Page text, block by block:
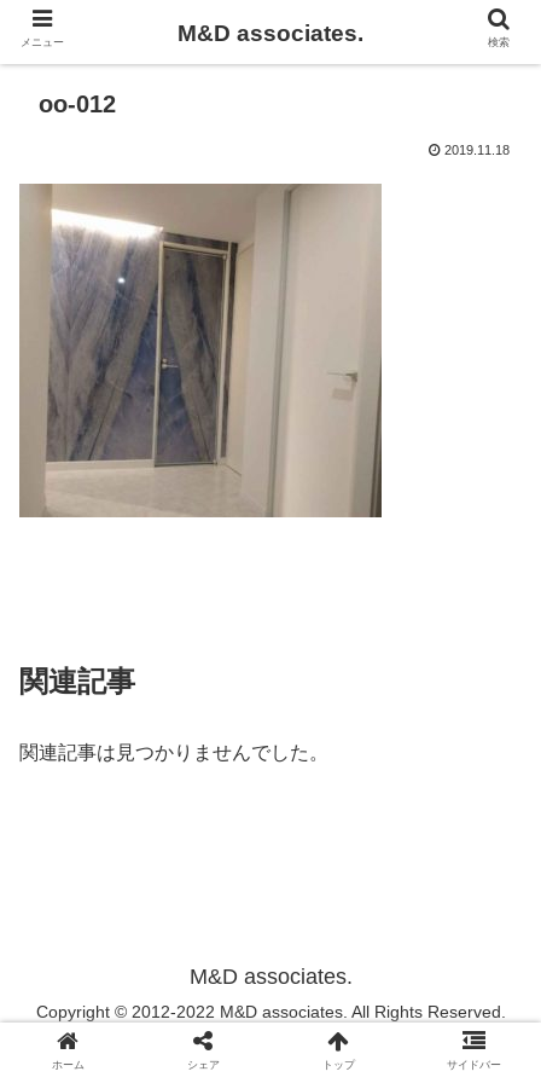
oo-012
2019.11.18
関連記事
関連記事は見つかりませんでした。
M&D associates.
Copyright © 2012-2022 M&D associates. All Rights Reserved.
メニュー M&D associates. 検索
ホーム シェア トップ サイドバー